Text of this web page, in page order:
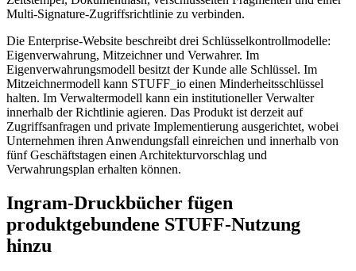
Multi-Signature-Zugriffsrichtlinie zu verbinden.
Die Enterprise-Website beschreibt drei Schlüsselkontrollmodelle:
Eigenverwahrung, Mitzeichner und Verwahrer. Im
Eigenverwahrungsmodell besitzt der Kunde alle Schlüssel. Im
Mitzeichnermodell kann STUFF_io einen Minderheitsschlüssel
halten. Im Verwaltermodell kann ein institutioneller Verwalter
innerhalb der Richtlinie agieren. Das Produkt ist derzeit auf
Zugriffsanfragen und private Implementierung ausgerichtet, wobei
Unternehmen ihren Anwendungsfall einreichen und innerhalb von
fünf Geschäftstagen einen Architekturvorschlag und
Verwahrungsplan erhalten können.
Ingram-Druckbücher fügen
produktgebundene STUFF-Nutzung
hinzu